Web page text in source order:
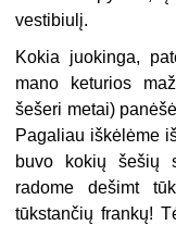
vestibiulį.
Kokia juokinga,
mano keturios
šešeri metai)
Pagaliau iškėlėme
buvo kokių šešių
radome dešimt
tūkstančių frankų!